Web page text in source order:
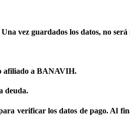
vez guardados los datos, no será
afiliado a BANAVIH.
deuda.
verificar los datos de pago. Al